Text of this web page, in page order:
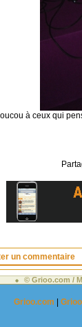
à ceux qui
un commentaire
© Grioo.com /
Grioo.com |